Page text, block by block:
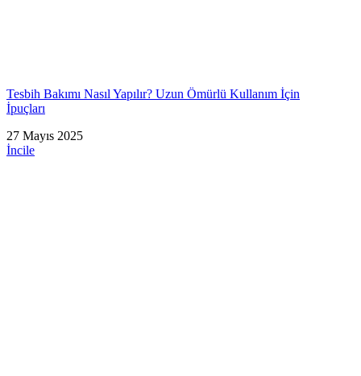
Tesbih Bakımı Nasıl Yapılır? Uzun Ömürlü Kullanım İçin
İpuçları
27 Mayıs 2025
İncile